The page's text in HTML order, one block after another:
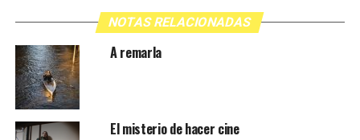
NOTAS RELACIONADAS
A remarla
El misterio de hacer cine